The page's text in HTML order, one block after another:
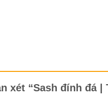
xét “Sash đính đá